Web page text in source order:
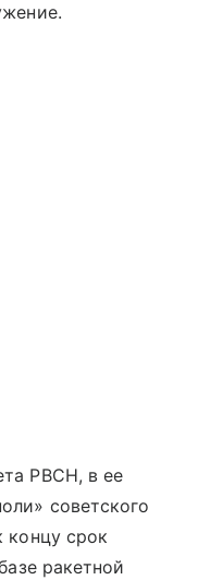
РВСН, в ее
советского
концу срок
ракетной